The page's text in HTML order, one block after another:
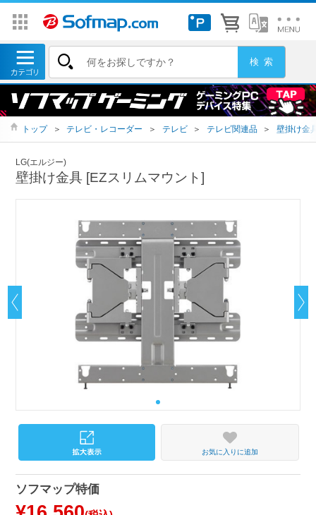
トップ ＞ テレビ・レコーダー ＞ テレビ ＞ テレビ関連品 ＞ 壁掛け金
LG(エルジー)
壁掛け金具 [EZスリムマウント]
お気に入りに追加
ソフマップ特価